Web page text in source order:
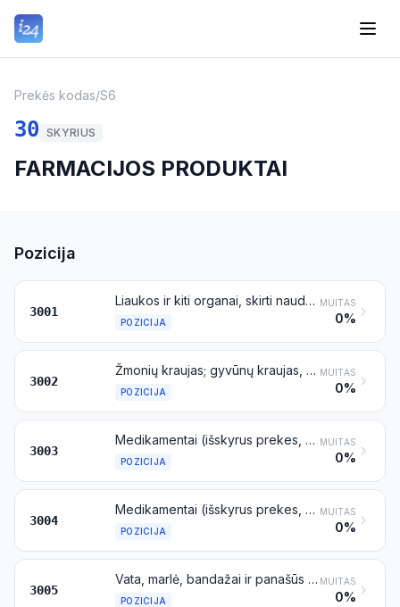
Prekės kodas/S6
30 SKYRIUS
FARMACIJOS PRODUKTAI
Pozicija
3001
Liaukos ir kiti organai, skirti naudoti organoterapijoje, džiovinti, sumalti į miltelius arba nemalti; liaukų arba kitų organų ar jų sekretų ekstraktai, skirti naudoti organoterapijoje; heparinas ir jo druskos; kitos žmogaus arba gyvūninės medžiagos, paruoštos naudoti terapijoje arba profilaktikoje, nenurodytos kitoje vietoje
POZICIJA
MUITAS
0%
3002
Žmonių kraujas; gyvūnų kraujas, paruoštas naudoti terapijoje, profilaktikoje arba diagnostikoje; imuniniai serumai, kitos kraujo frakcijos ir imunologijos produktai, modifikuoti arba nemodifikuoti arba gauti naudojant biotechnologinius procesus arba jų nenaudojant; vakcinos, toksinai, mikroorganizmų kultūros (išskyrus mieles) ir panašūs produktai; ląstelių kultūros, modifikuotos arba nemodifikuotos
POZICIJA
MUITAS
0%
3003
Medikamentai (išskyrus prekes, priskiriamas 3002, 3005 arba 3006 pozicijai), sudaryti iš ne mažiau kaip dviejų komponentų, tarpusavyje sumaišytų, kad tiktų naudoti terapijoje arba profilaktikoje, nesudozuoti, nesuformuoti ir nesupakuoti į mažmeninei prekybai skirtas pakuotes
POZICIJA
MUITAS
0%
3004
Medikamentai (išskyrus prekes, priskiriamas 3002, 3005 arba 3006 pozicijai), sudaryti iš sumaišytų arba nesumaišytų produktų, skirtų naudoti terapijoje arba profilaktikoje, sudozuoti (įskaitant formas, skirtas įvesti per odą), suformuoti arba supakuoti į mažmeninei prekybai skirtas pakuotes
POZICIJA
MUITAS
0%
3005
Vata, marlė, bandažai ir panašūs dirbiniai (pavyzdžiui, tvarsliava, pleistrai, kompresai), įmirkyti arba padengti farmacinėmis medžiagomis arba suformuoti arba supakuoti į mažmeninei prekybai skirtas pakuotes, kad būtų naudojami medicinos, chirurgijos, stomatologijos arba veterinarijos tikslams
POZICIJA
MUITAS
0%